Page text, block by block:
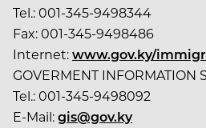
Tel.: 001-345-9498344
Fax: 001-345-9498486
Internet:www.gov.ky/
GOVERMENT INFORMATION
Tel.: 001-345-9498092
E-Mail:gis@gov.ky